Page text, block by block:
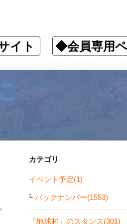
イト ◆会員専用
カテゴリ
イベント予定(1)
バックナンバー(1553)
『地球村』のスタンス(301)